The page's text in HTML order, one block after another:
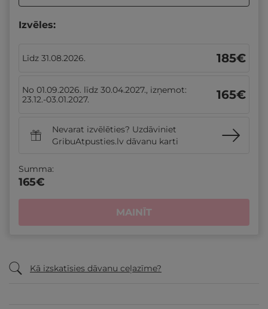
Izvēles:
Līdz 31.08.2026. 185€
No 01.09.2026. līdz 30.04.2027., izņemot:
23.12.-03.01.2027.
165€
Nevarat izvēlēties? Uzdāviniet
GribuAtpusties.lv dāvanu karti
Summa:
165€
MAINĪT
Kā izskatīsies dāvanu ceļazīme?